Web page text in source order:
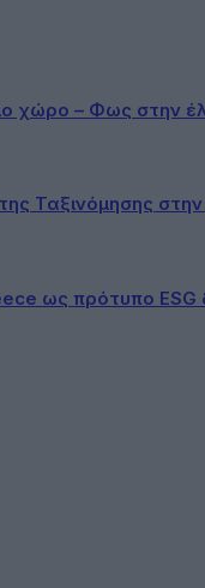
χώρο – Φως στην
Ταξινόμησης
ως πρότυπο ESG